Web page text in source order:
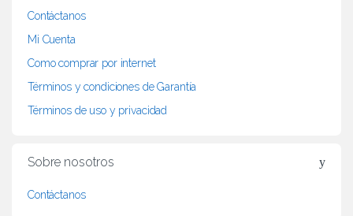
Contáctanos
Mi Cuenta
Como comprar por internet
Términos y condiciones de Garantía
Términos de uso y privacidad
Sobre nosotros
Contáctanos